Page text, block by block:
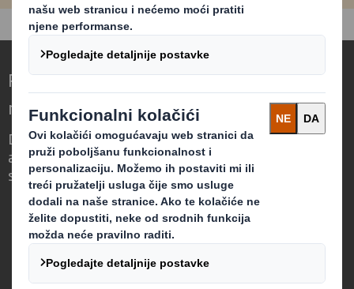
Redefiniranje ambalaže za svijet koji se
mijenja
Drugačiji smo jer vidimo priliku u tome što
ambalaža može imati ključnu ulogu u
svijetu koji se mijenja.
Tko smo
O kompaniji DS Smith